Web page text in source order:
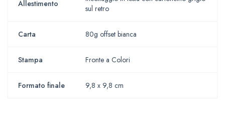
Allestimento
sul retro
Carta 80g offset bianca
Stampa Fronte a Colori
Formato finale 9,8 x 9,8 cm